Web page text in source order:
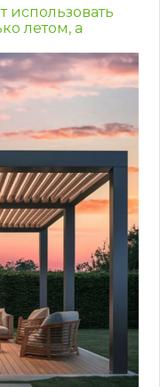
использовать
летом, а